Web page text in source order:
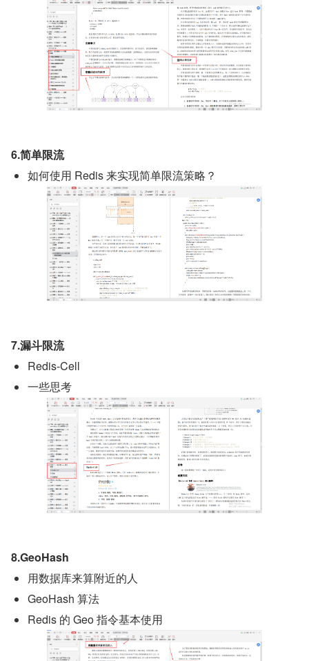
6.简单限流
如何使用 Redis 来实现简单限流策略？
7.漏斗限流
Redis-Cell
一些思考
8.GeoHash
用数据库来算附近的人
GeoHash 算法
Redis 的 Geo 指令基本使用